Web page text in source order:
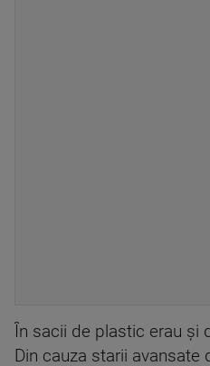
În sacii de plastic erau și
Din cauza starii avansate